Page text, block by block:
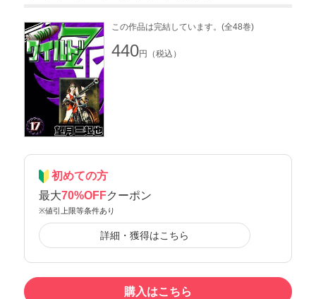
この作品は完結しています。(全48巻)
440円（税込）
初めての方
最大70%OFFクーポン
※値引上限等条件あり
詳細・獲得はこちら
購入はこちら